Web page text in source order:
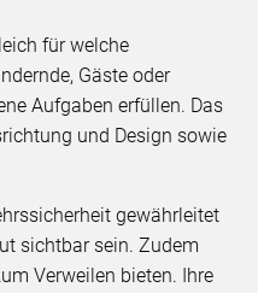
für welche
Gäste oder
Aufgaben erfüllen. Das
und Design sowie
gewährleitet
sichtbar sein. Zudem
Verweilen bieten. Ihre